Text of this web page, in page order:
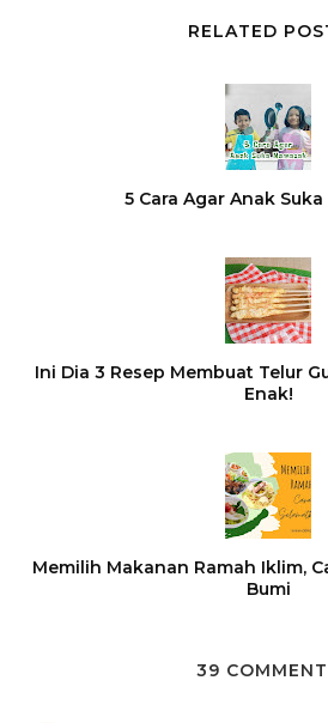
RELATED
5 Cara Agar Anak
Ini Dia 3 Resep Membuat Telur
Enak!
Memilih Makanan Ramah Iklim,
Bumi
39